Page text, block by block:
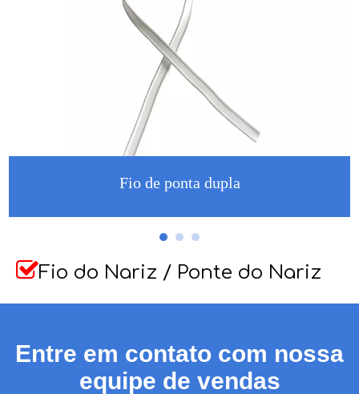
Fio de ponta dupla
Fio do Nariz / Ponte do Nariz
Entre em contato com nossa
equipe de vendas